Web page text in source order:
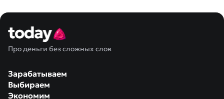
Про деньги без сложных слов
Зарабатываем
Выбираем
Экономим